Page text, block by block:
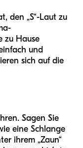
den „S“-Laut zu
zu Hause
und
sich auf die
Sagen Sie
eine Schlange
ihrem „Zaun“